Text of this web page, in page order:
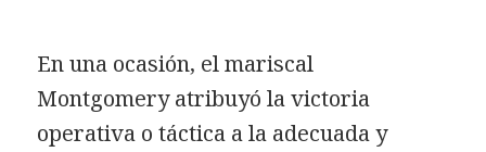
En una ocasión, el mariscal
Montgomery atribuyó la victoria
operativa o táctica a la adecuada y